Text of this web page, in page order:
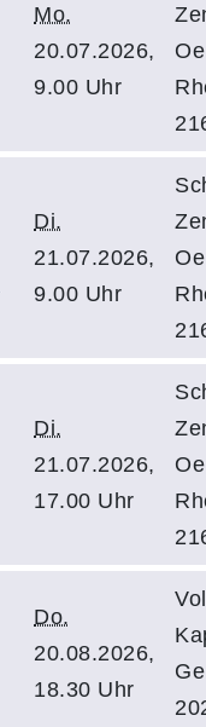
Mo.
20.07.2026,
9.00 Uhr
Di.
21.07.2026,
9.00 Uhr
Di.
21.07.2026,
17.00 Uhr
Do.
20.08.2026,
18.30 Uhr